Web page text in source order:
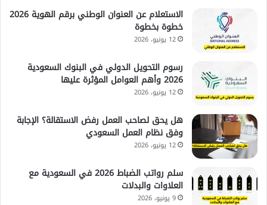
الاستعلام عن العنوان الوطني برقم الهوية 2026
خطوة بخطوة
12 يونيو، 2026
رسوم التحويل الدولي في البنوك السعودية
2026 وأهم العوامل المؤثرة عليها
12 يونيو، 2026
هل يحق لصاحب العمل رفض الاستقالة؟ الإجابة
وفق نظام العمل السعودي
12 يونيو، 2026
سلم رواتب الضباط 2026 في السعودية مع
العلاوات والبدلات
9 يونيو، 2026